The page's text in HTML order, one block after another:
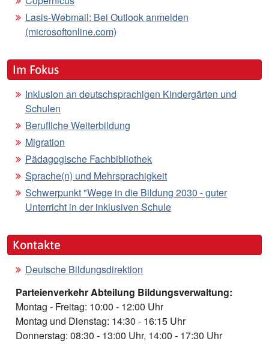
Lasis-Webmail: Bei Outlook anmelden
(microsoftonline.com)
Im Fokus
Inklusion an deutschsprachigen Kindergärten und
Schulen
Berufliche Weiterbildung
Migration
Pädagogische Fachbibliothek
Sprache(n) und Mehrsprachigkeit
Schwerpunkt "Wege in die Bildung 2030 - guter
Unterricht in der inklusiven Schule
Kontakte
Deutsche Bildungsdirektion
Parteienverkehr Abteilung Bildungsverwaltung:
Montag - Freitag: 10:00 - 12:00 Uhr
Montag und Dienstag: 14:30 - 16:15 Uhr
Donnerstag: 08:30 - 13:00 Uhr, 14:00 - 17:30 Uhr